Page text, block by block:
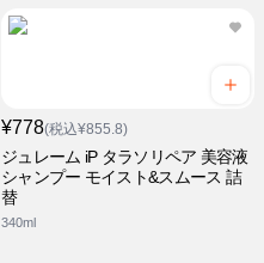
¥778(税込¥855.8)
ジュレーム iP タラソリペア 美容液
シャンプー モイスト&スムース 詰
替
340ml